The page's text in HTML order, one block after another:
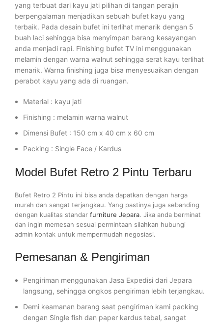
yang terbuat dari kayu jati pilihan di tangan perajin
berpengalaman menjadikan sebuah bufet kayu yang
terbaik. Pada desain bufet ini terlihat menarik dengan 5
buah laci sehingga bisa menyimpan barang kesayangan
anda menjadi rapi. Finishing bufet TV ini menggunakan
melamin dengan warna walnut sehingga serat kayu terlihat
menarik. Warna finishing juga bisa menyesuaikan dengan
perabot kayu yang ada di ruangan.
Material : kayu jati
Finishing : melamin warna walnut
Dimensi Bufet : 150 cm x 40 cm x 60 cm
Packing : Single Face / Kardus
Model Bufet Retro 2 Pintu Terbaru
Bufet Retro 2 Pintu ini bisa anda dapatkan dengan harga
murah dan sangat terjangkau. Yang pastinya juga sebanding
dengan kualitas standar furniture Jepara. Jika anda berminat
dan ingin memesan sesuai permintaan silahkan hubungi
admin kontak untuk mempermudah negosiasi.
Pemesanan & Pengiriman
Pengiriman menggunakan Jasa Expedisi dari Jepara
langsung, sehingga ongkos pengiriman lebih terjangkau.
Demi keamanan barang saat pengiriman kami packing
dengan Single fish dan paper kardus tebal, sangat